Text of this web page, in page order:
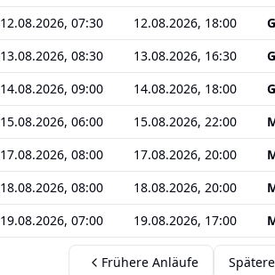
12.08.2026, 07:30 12.08.2026, 18:00
13.08.2026, 08:30 13.08.2026, 16:30
14.08.2026, 09:00 14.08.2026, 18:00
15.08.2026, 06:00 15.08.2026, 22:00
17.08.2026, 08:00 17.08.2026, 20:00
18.08.2026, 08:00 18.08.2026, 20:00
19.08.2026, 07:00 19.08.2026, 17:00
Frühere Anläufe